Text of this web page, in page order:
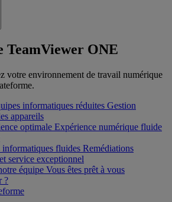
TeamViewer ONE
votre environnement de travail numérique
informatiques réduites Gestion
appareils
optimale Expérience numérique fluide
informatiques fluides Remédiations
service exceptionnel
équipe Vous êtes prêt à vous
?